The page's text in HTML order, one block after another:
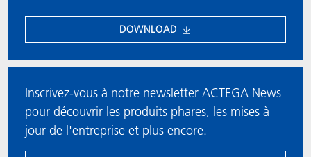
DOWNLOAD
Inscrivez-vous à notre newsletter ACTEGA News
pour découvrir les produits phares, les mises à
jour de l'entreprise et plus encore.